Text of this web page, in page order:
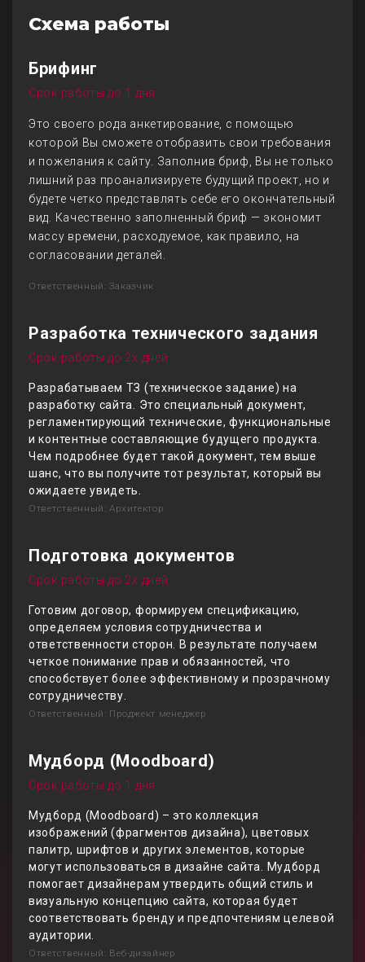
Схема работы
Брифинг
Срок работы до 1 дня
Это своего рода анкетирование, с помощью
которой Вы сможете отобразить свои требования
и пожелания к сайту. Заполнив бриф, Вы не только
лишний раз проанализируете будущий проект, но и
будете четко представлять себе его окончательный
вид. Качественно заполненный бриф — экономит
массу времени, расходуемое, как правило, на
согласовании деталей.
Ответственный: Заказчик
Разработка технического задания
Срок работы до 2х дней
Разрабатываем ТЗ (техническое задание) на
разработку сайта. Это специальный документ,
регламентирующий технические, функциональные
и контентные составляющие будущего продукта.
Чем подробнее будет такой документ, тем выше
шанс, что вы получите тот результат, который вы
ожидаете увидеть.
Ответственный: Архитектор
Подготовка документов
Срок работы до 2х дней
Готовим договор, формируем спецификацию,
определяем условия сотрудничества и
ответственности сторон. В результате получаем
четкое понимание прав и обязанностей, что
способствует более эффективному и прозрачному
сотрудничеству.
Ответственный: Проджект менеджер
Мудборд (Moodboard)
Срок работы до 1 дня
Мудборд (Moodboard) – это коллекция
изображений (фрагментов дизайна), цветовых
палитр, шрифтов и других элементов, которые
могут использоваться в дизайне сайта. Мудборд
помогает дизайнерам утвердить общий стиль и
визуальную концепцию сайта, которая будет
соответствовать бренду и предпочтениям целевой
аудитории.
Ответственный: Веб-дизайнер